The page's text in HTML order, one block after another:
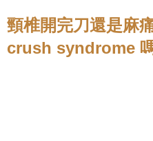
頸椎開完刀還是麻
crush syndrome